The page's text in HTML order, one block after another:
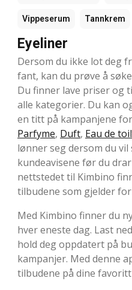
Vippeserum Tannkrem
Eyeliner
Dersom du ikke lot deg
fant, kan du prøve å
Du finner lave priser og
alle kategorier. Du kan
en titt på kampanjene
Parfyme, Duft, Eau de
lønner seg dersom du
kundeavisene før du
nettstedet til Kimbino
tilbudene som gjelder
Med Kimbino finner du
hver eneste dag. Last
hold deg oppdatert på
kampanjer. Med denne
tilbudene på dine